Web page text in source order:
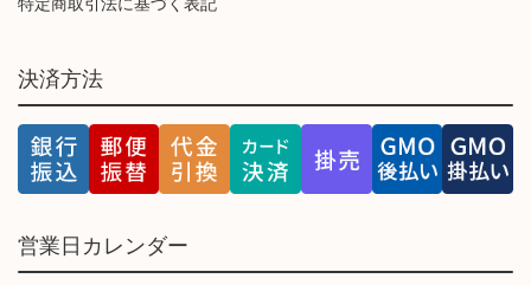
決済方法
営業日カレンダー